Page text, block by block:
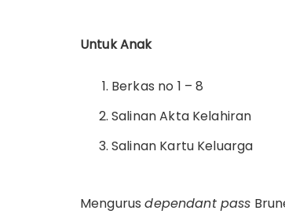
Untuk Anak
Berkas no 1 – 8
Salinan Akta Kelahiran
Salinan Kartu Keluarga
Mengurusdependant pass